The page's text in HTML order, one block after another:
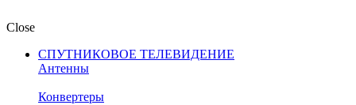
Close
СПУТНИКОВОЕ ТЕЛЕВИДЕНИЕ
Антенны
Конвертеры